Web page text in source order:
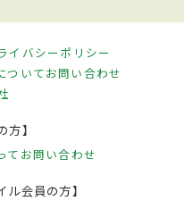
イバシーポリシー
ついてお問い合わせ
方】
て お問い合わせ
ル会員の方】